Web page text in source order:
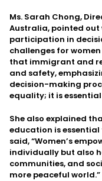
Ms. Sarah Chong,
Australia, pointed out
participation in
challenges for
that immigrant and
and safety,
decision-making
equality; it is
She also explained
education is
said, “Women’s
individually but also
communities, and
more peaceful world.”